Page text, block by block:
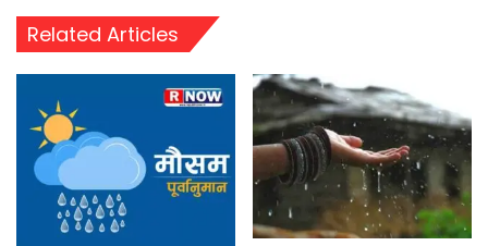
Related Articles